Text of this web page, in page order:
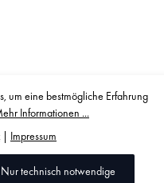
um eine bestmögliche Erfahrung
Informationen ...
| Impressum
Nur technisch notwendige